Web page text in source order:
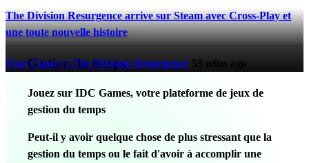
The Division Resurgence arrive sur Steam avec Cross-Play et
une toute nouvelle histoire
Tom Clancy's The Division Resurgence 59 mins ago
Gestion du temps
Jouez sur IDC Games, votre plateforme de jeux de
gestion du temps
Peut-il y avoir quelque chose de plus stressant que la
gestion du temps ou le fait d'avoir à accomplir une